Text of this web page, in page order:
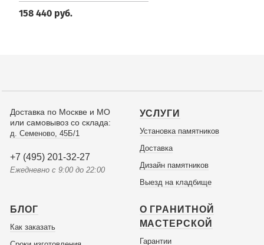
158 440 руб.
Доставка по Москве и МО
или самовывоз со склада:
д. Семеново, 45Б/1
+7 (495) 201-32-27
Ежедневно с 9:00 до 22:00
УСЛУГИ
Установка памятников
Доставка
Дизайн памятников
Выезд на кладбище
БЛОГ
Как заказать
О ГРАНИТНОЙ
МАСТЕРСКОЙ
Гарантии